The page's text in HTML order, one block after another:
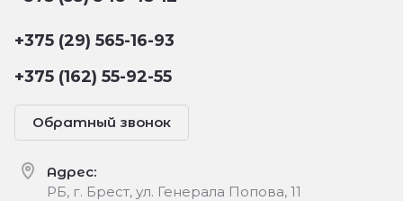
+375 (29) 565-16-93
+375 (162) 55-92-55
Обратный звонок
Адрес:
РБ, г. Брест, ул. Генерала Попова, 11